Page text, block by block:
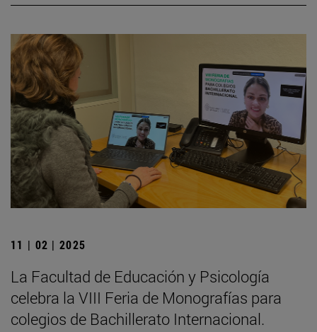
11 | 02 | 2025
La Facultad de Educación y Psicología
celebra la VIII Feria de Monografías para
colegios de Bachillerato Internacional.